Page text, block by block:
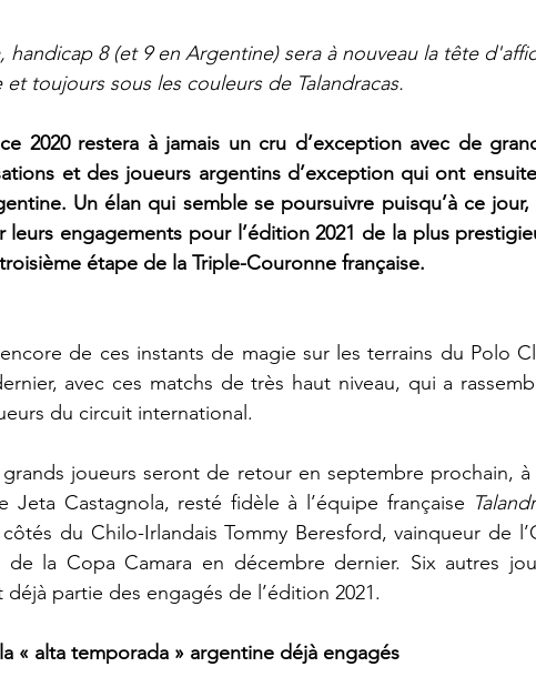
handicap 8 (et 9 en Argentine) sera à nouveau la tête
toujours sous les couleurs de Talandracas.
2020 restera à jamais un cru d’exception avec de
et des joueurs argentins d’exception qui ont
Un élan qui semble se poursuivre puisqu’à ce
leurs engagements pour l’édition 2021 de la plus
étape de la Triple-Couronne française.
de ces instants de magie sur les terrains du Polo
avec ces matchs de très haut niveau, qui a
du circuit international.
joueurs seront de retour en septembre prochain,
Jeta Castagnola, resté fidèle à l’équipe française
du Chilo-Irlandais Tommy Beresford, vainqueur de
de la Copa Camara en décembre dernier. Six autres
déjà partie des engagés de l’édition 2021.
« alta temporada » argentine déjà engagés